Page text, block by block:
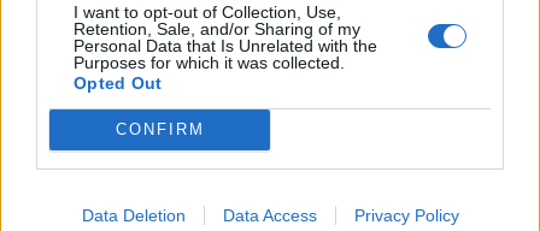
I want to opt-out of Collection, Use,
Retention, Sale, and/or Sharing of my
Personal Data that Is Unrelated with the
Purposes for which it was collected.
Opted Out
CONFIRM
Data Deletion Data Access Privacy Policy